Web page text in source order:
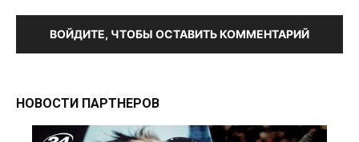
ВОЙДИТЕ, ЧТОБЫ ОСТАВИТЬ КОММЕНТАРИЙ
НОВОСТИ ПАРТНЕРОВ